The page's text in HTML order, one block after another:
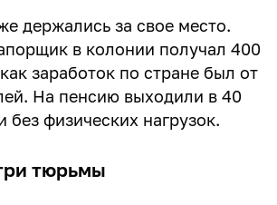
держались за свое место.
в колонии получал 400
заработок по стране был от
На пенсию выходили в 40
без физических нагрузок.
тюрьмы